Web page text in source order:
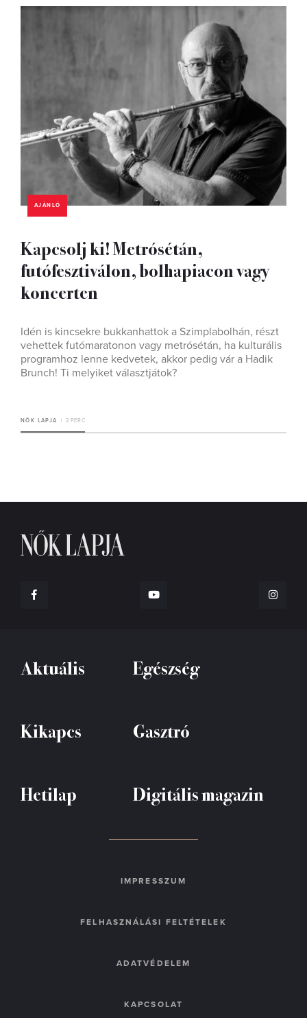
AJÁNLÓ
Kapcsolj ki! Metrósétán,
futófesztiválon, bolhapiacon vagy
koncerten
Idén is kincsekre bukkanhattok a Szimplabolhán, részt
vehettek futómaratonon vagy metrósétán, ha kulturális
programhoz lenne kedvetek, akkor pedig vár a Hadik
Brunch! Ti melyiket választjátok?
NŐK LAPJA 2 PERC
Aktuális Egészség
Kikapcs Gasztró
Hetilap Digitális magazin
IMPRESSZUM
FELHASZNÁLÁSI FELTÉTELEK
ADATVÉDELEM
KAPCSOLAT